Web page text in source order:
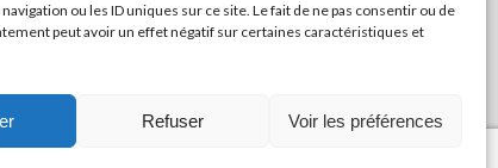
ou les ID uniques sur ce site. Le fait de ne pas consentir ou de
peut avoir un effet négatif sur certaines caractéristiques et
Refuser Voir les préférences